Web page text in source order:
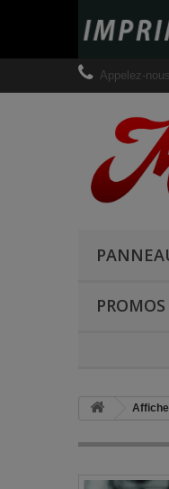
Appelez-
PROMOS